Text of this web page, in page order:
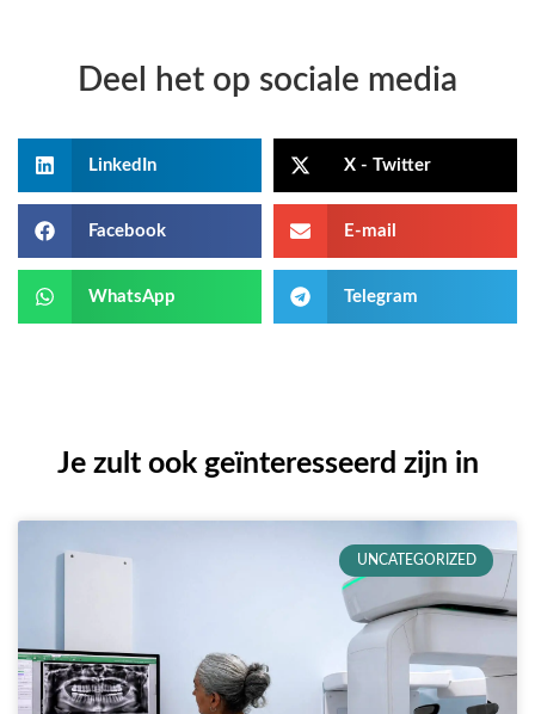
Deel het op sociale media
LinkedIn X - Twitter
Facebook E-mail
WhatsApp Telegram
Je zult ook geïnteresseerd zijn in
UNCATEGORIZED